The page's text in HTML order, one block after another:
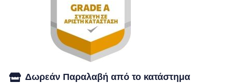
Δωρεάν Παραλαβή από το κατάστημα